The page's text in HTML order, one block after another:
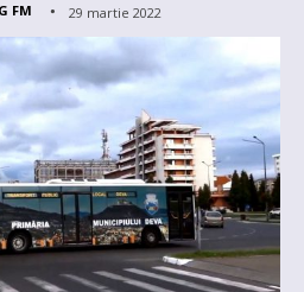
FM 29 martie 2022